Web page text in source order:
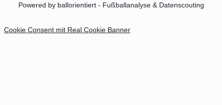
Powered by ballorientiert - Fußballanalyse & Datenscouting
Cookie Consent mit Real Cookie Banner